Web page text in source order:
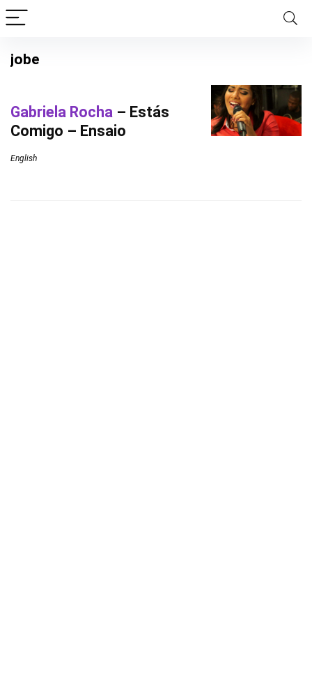
jobe
Gabriela Rocha – Estás
Comigo – Ensaio
English